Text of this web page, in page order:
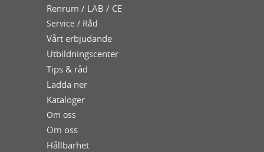
Renrum / LAB / CE
Service / Råd
Vårt erbjudande
Utbildningscenter
Tips & råd
Ladda ner
Kataloger
Om oss
Om oss
Hållbarhet